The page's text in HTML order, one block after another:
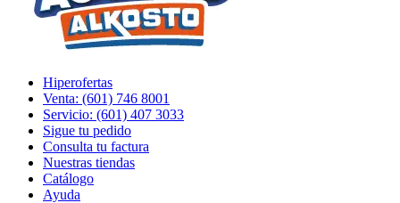
Hiperofertas
Venta: (601) 746 8001
Servicio: (601) 407 3033
Sigue tu pedido
Consulta tu factura
Nuestras tiendas
Catálogo
Ayuda